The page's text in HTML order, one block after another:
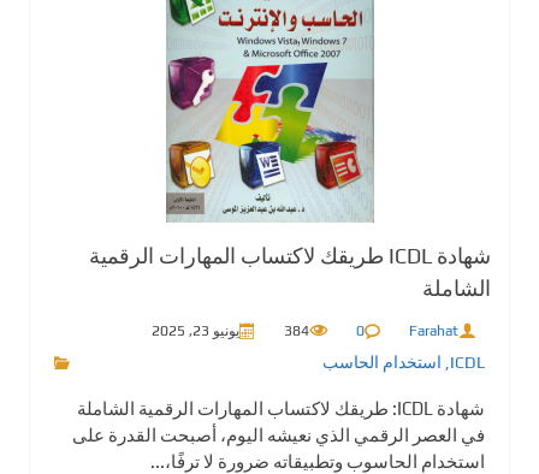
شهادة ICDL طريقك لاكتساب المهارات الرقمية
الشاملة
Farahat
0
384 يونيو 23, 2025
ICDL
, استخدام الحاسب
شهادة ICDL: طريقك لاكتساب المهارات الرقمية الشاملة
في العصر الرقمي الذي نعيشه اليوم، أصبحت القدرة على
استخدام الحاسوب وتطبيقاته ضرورة لا ترفًا،...